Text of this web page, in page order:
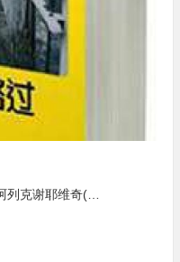
2015年诺贝尔文学奖：斯韦特兰娜·阿列克谢耶维奇(Svetlana Alexievich)经典作品